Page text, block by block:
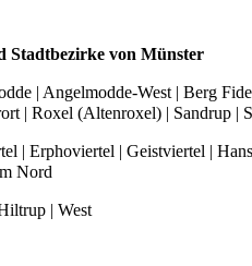
Stadtbezirke von Münster
| Angelmodde-West | Berg
| Roxel (Altenroxel) | Sandrup |
| Erphoviertel | Geistviertel |
Nord
| West